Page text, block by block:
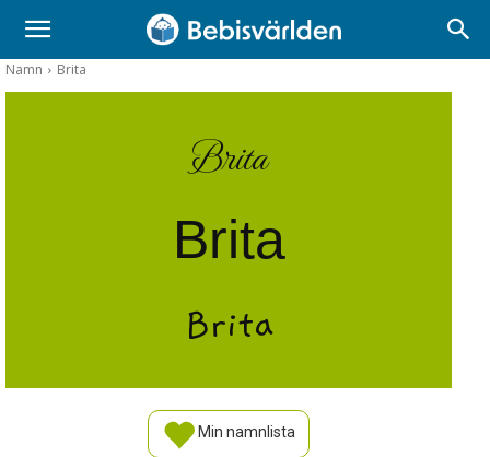
Namn Brita
Brita
Brita
Brita
Min namnlista